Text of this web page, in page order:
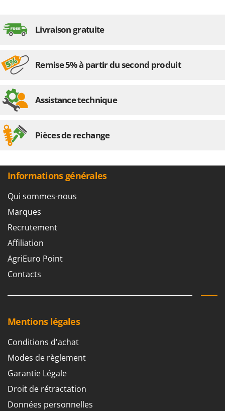
Livraison gratuite
Remise 5% à partir du second produit
Assistance technique
Pièces de rechange
Informations générales
Qui sommes-nous
Marques
Recrutement
Affiliation
AgriEuro Point
Contacts
Mentions légales
Conditions d'achat
Modes de règlement
Garantie Légale
Droit de rétractation
Données personnelles